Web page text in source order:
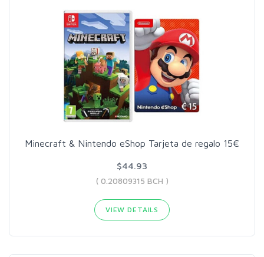
Minecraft & Nintendo eShop Tarjeta de regalo 15€
$44.93
( 0.20809315 BCH )
VIEW DETAILS